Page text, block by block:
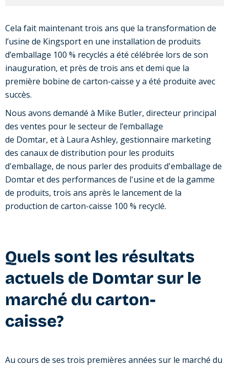
Cela fait maintenant trois ans que la transformation de
l’usine de Kingsport en une installation de produits
d’emballage 100 % recyclés a été célébrée lors de son
inauguration, et près de trois ans et demi que la
première bobine de carton-caisse y a été produite avec
succès.
Nous avons demandé à Mike Butler, directeur principal
des ventes pour le secteur de l’emballage
de Domtar, et à Laura Ashley, gestionnaire marketing
des canaux de distribution pour les produits
d'emballage, de nous parler des produits d'emballage de
Domtar et des performances de l'usine et de la gamme
de produits, trois ans après le lancement de la
production de carton-caisse 100 % recyclé.
Quels sont les résultats
actuels de Domtar sur le
marché du carton-
caisse?
Au cours de ses trois premières années sur le marché du